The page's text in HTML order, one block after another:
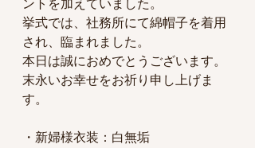
ントを加えていました。
挙式では、社務所にて綿帽子を着用
され、臨まれました。
本日は誠におめでとうございます。
末永いお幸せをお祈り申し上げま
す。
・新婦様衣装：白無垢